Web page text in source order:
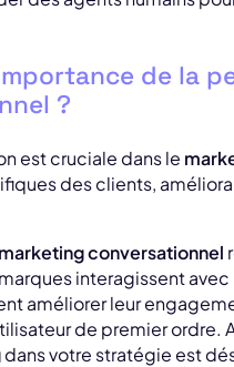
de la
?
est cruciale dans le
des clients,
marketing conversationnel
interagissent
améliorer leur
de premier ordre.
dans votre stratégie est